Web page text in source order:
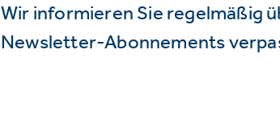
Wir informieren Sie regelmäßig
Newsletter-Abonnements